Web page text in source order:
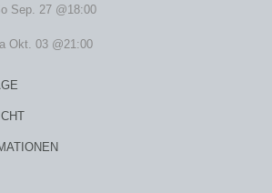
Sep. 27 @18:00
Okt. 03 @21:00